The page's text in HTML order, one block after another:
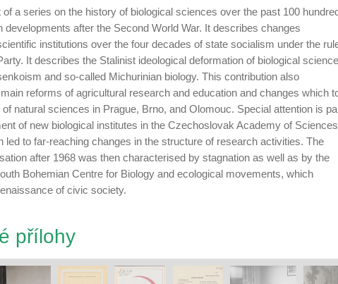
a series on the history of biological sciences over the past 100
developments after the Second World War. It describes changes
institutions over the four decades of state socialism under the
It describes the Stalinist ideological deformation of biological
and so-called Michurinian biology. This contribution also
reforms of agricultural research and education and changes which
natural sciences in Prague, Brno, and Olomouc. Special attention is
of new biological institutes in the Czechoslovak Academy of
led to far-reaching changes in the structure of research activities. The
after 1968 was then characterised by stagnation as well as by the
Bohemian Centre for Biology and ecological movements, which
of civic society.
přílohy